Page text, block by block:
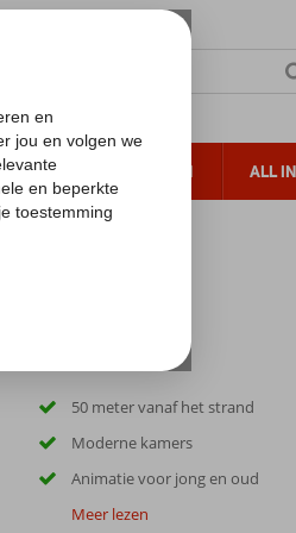
VERRE REIZEN ALL
50 meter vanaf het strand
Moderne kamers
Animatie voor jong en oud
Meer lezen